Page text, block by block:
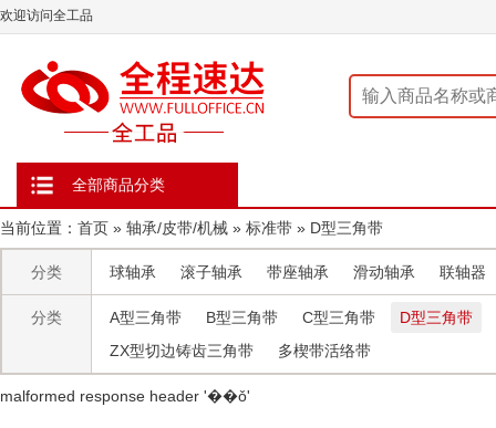
欢迎访问全工品
全部商品分类
当前位置： 首页 » 轴承/皮带/机械 » 标准带 » D型三角带
分类 球轴承 滚子轴承 带座轴承 滑动轴承 联轴器
分类 A型三角带 B型三角带 C型三角带
D型三角带
ZX型切边铸齿三角带
多楔带活络带
malformed response header ' ��ǒ'